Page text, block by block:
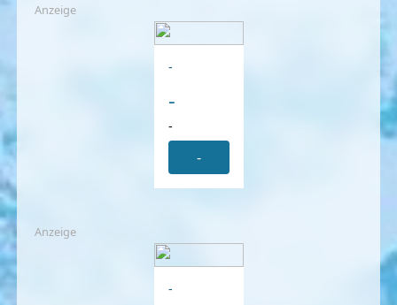
Anzeige
-
-
-
-
Anzeige
-